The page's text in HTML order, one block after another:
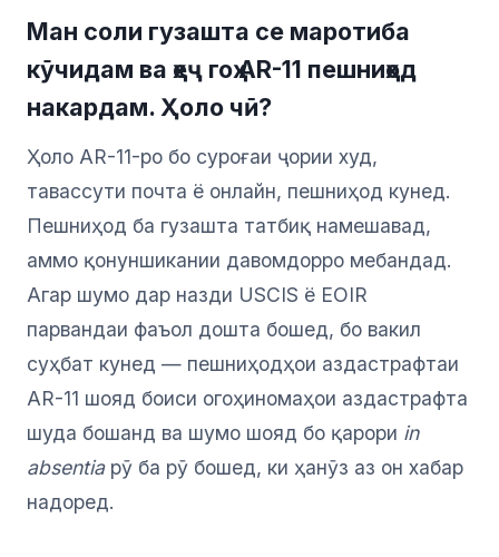
Ман соли гузашта се маротиба
кӯчидам ва ҳеҷ гоҳ AR-11 пешниҳод
накардам. Ҳоло чӣ?
Ҳоло AR-11-ро бо суроғаи ҷории худ,
тавассути почта ё онлайн, пешниҳод кунед.
Пешниҳод ба гузашта татбиқ намешавад,
аммо қонуншикании давомдорро мебандад.
Агар шумо дар назди USCIS ё EOIR
парвандаи фаъол дошта бошед, бо вакил
суҳбат кунед — пешниҳодҳои аздастрафтаи
AR-11 шояд боиси огоҳиномаҳои аздастрафта
шуда бошанд ва шумо шояд бо қарори in
absentiaрӯ ба рӯ бошед, ки ҳанӯз аз он хабар
надоред.